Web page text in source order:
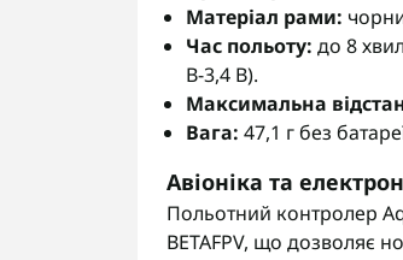
Матеріал рами:
Час польоту: до 8
В-3,4 В).
Максимальна
Вага: 47,1 г без
Авіоніка та
Польотний контролер
BETAFPV, що дозволяє